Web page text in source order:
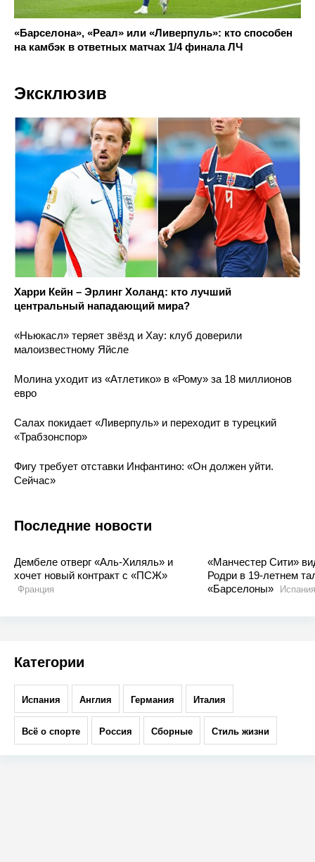
«Барселона», «Реал» или «Ливерпуль»: кто способен
на камбэк в ответных матчах 1/4 финала ЛЧ
Эксклюзив
Харри Кейн – Эрлинг Холанд: кто лучший
центральный нападающий мира?
«Ньюкасл» теряет звёзд и Хау: клуб доверили
малоизвестному Яйсле
Молина уходит из «Атлетико» в «Рому» за 18 миллионов
евро
Салах покидает «Ливерпуль» и переходит в турецкий
«Трабзонспор»
Фигу требует отставки Инфантино: «Он должен уйти.
Сейчас»
Последние новости
Дембеле отверг «Аль-Хиляль» и
хочет новый контракт с «ПСЖ»
Франция
«Манчестер Сити»
Родри в 19-летнем
«Барселоны»
Испания
Категории
Испания Англия Германия Италия
Всё о спорте Россия Сборные Стиль жизни